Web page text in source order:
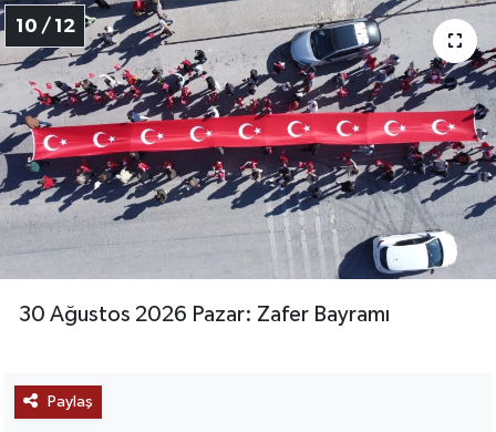
10 / 12
30 Ağustos 2026 Pazar: Zafer Bayramı
Paylaş